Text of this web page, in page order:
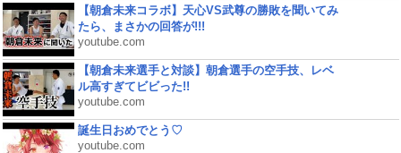
【朝倉未来コラボ】天心VS武尊の勝敗を聞いてみ
たら、まさかの回答が!!!
youtube.com
【朝倉未来選手と対談】朝倉選手の空手技、レベ
ル高すぎてビビった!!
youtube.com
誕生日おめでとう♡
youtube.com